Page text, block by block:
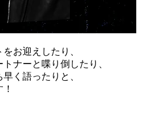
お迎えしたり、
ナーと喋り倒したり、
く語ったりと、